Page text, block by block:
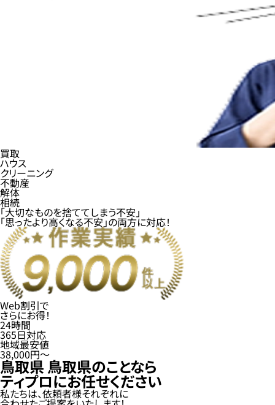
買取
ハウス
クリーニング
不動産
解体
相続
「大切なものを捨ててしまう不安」
「思ったより高くなる不安」の両方に対応！
Web割引で
さらにお得！
24時間
365日対応
地域最安値
38,000円〜
鳥取県 鳥取県のことなら
ティプロにお任せください
私たちは、依頼者様それぞれに